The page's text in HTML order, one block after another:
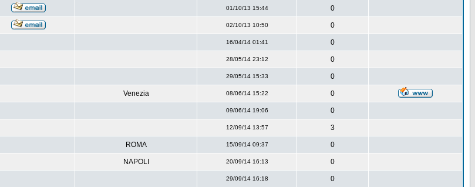
01/10/13 15:44 0
02/10/13 10:50 0
16/04/14 01:41 0
28/05/14 23:12 0
29/05/14 15:33 0
Venezia 08/06/14 15:22 0
09/06/14 19:06 0
12/09/14 13:57 3
ROMA 15/09/14 09:37 0
NAPOLI 20/09/14 16:13 0
29/09/14 16:18 0